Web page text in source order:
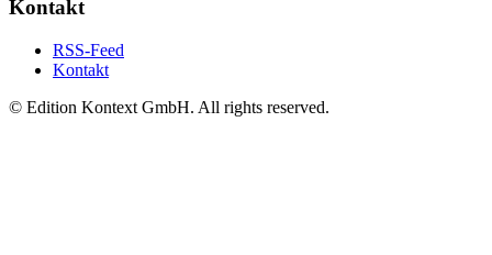
Kontakt
RSS-Feed
Kontakt
© Edition Kontext GmbH. All rights reserved.